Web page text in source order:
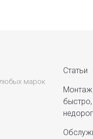
марок
Статьи
Монтаж